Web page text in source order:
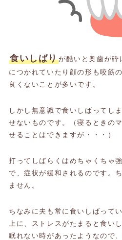
食いしばりが酷いと奥歯が砕
につかれていたり顔の形も咬筋
良くないことが多いです。
しかし無意識で食いしばってし
せないものです。（寝るときの
せることはできますが・・・）
打ってしばらくはめちゃくちゃ
で、症状が緩和されるのです。
ません。
ちなみに夫も常に食いしばって
上に、ストレスがたまると食い
眠れない時があったようなので